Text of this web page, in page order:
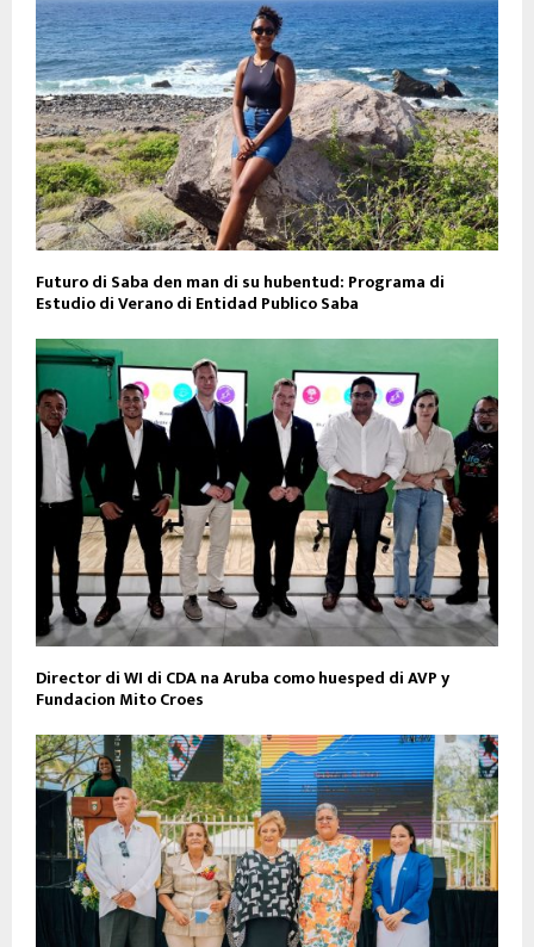
Futuro di Saba den man di su hubentud: Programa di
Estudio di Verano di Entidad Publico Saba
Director di WI di CDA na Aruba como huesped di AVP y
Fundacion Mito Croes